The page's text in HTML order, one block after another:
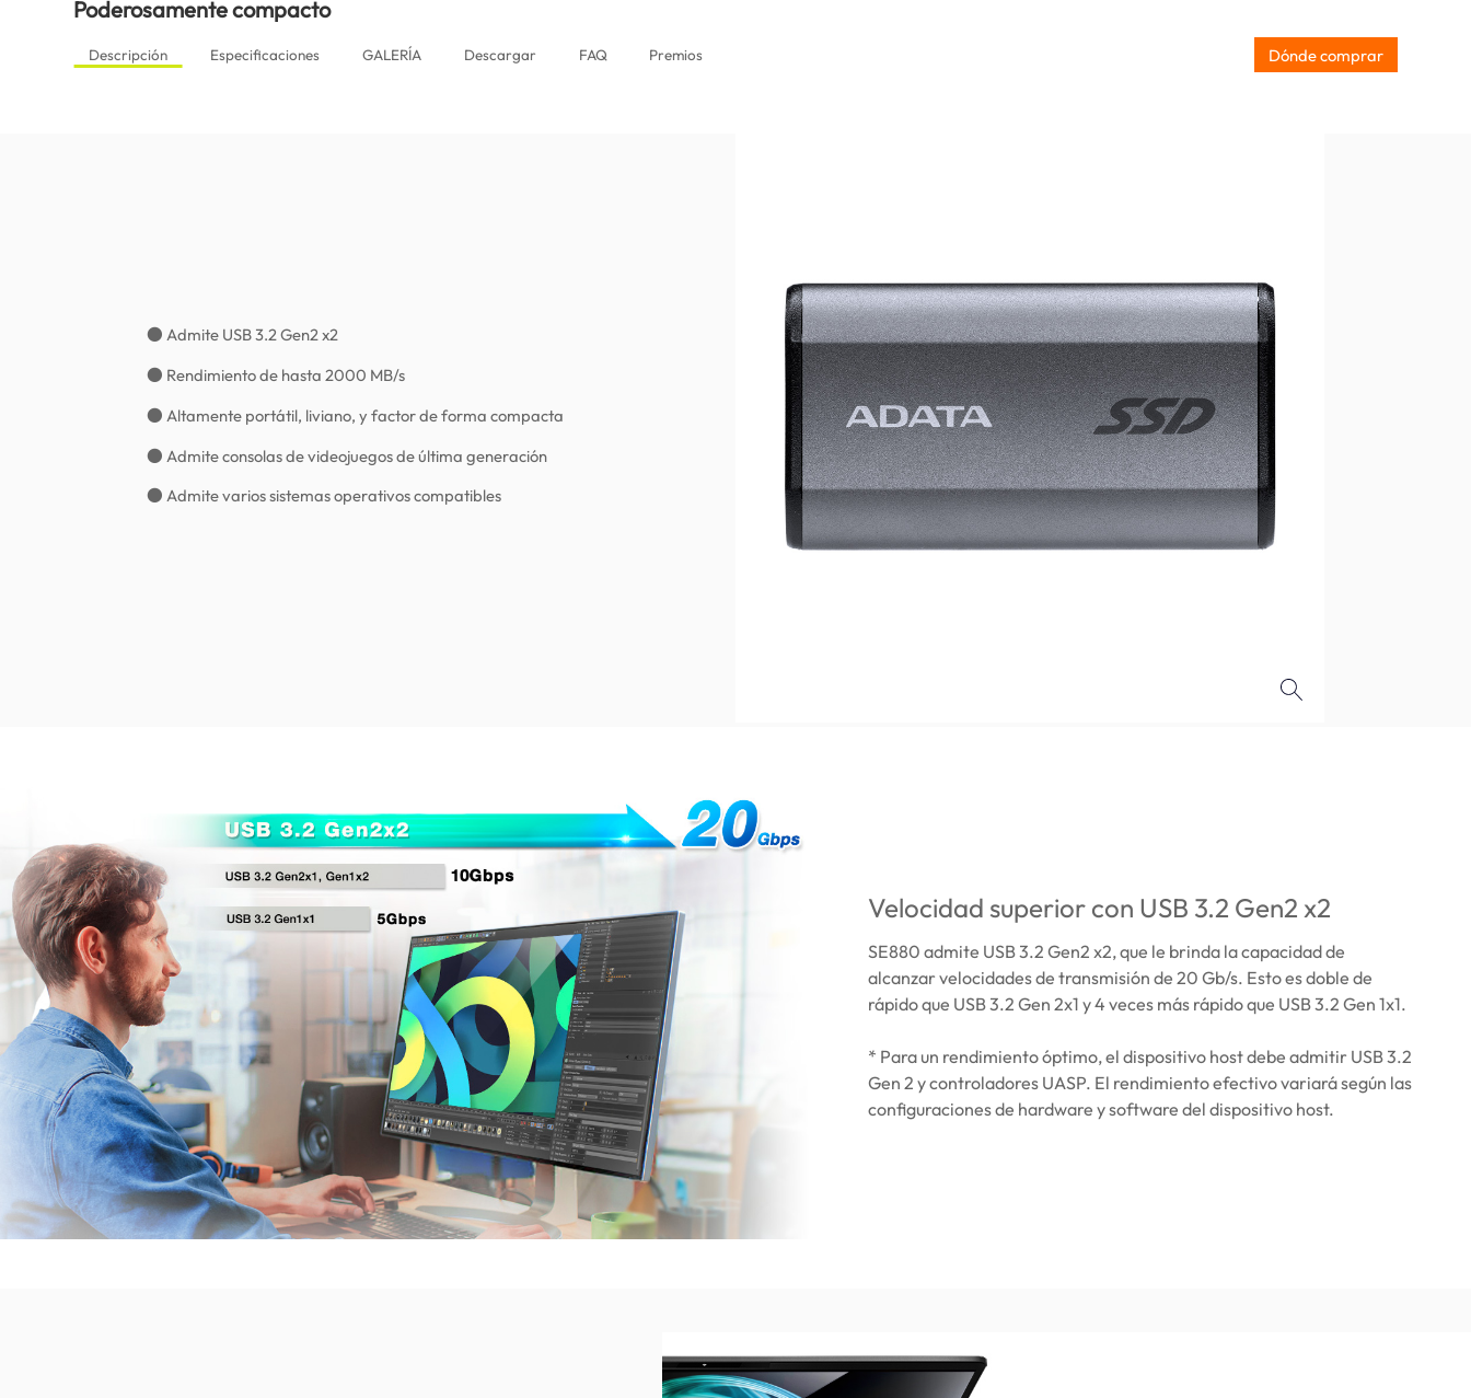
Poderosamente compacto
Descripción Especificaciones GALERÍA Descargar FAQ Premios Dónde comprar
● Admite USB 3.2 Gen2 x2
● Rendimiento de hasta 2000 MB/s
● Altamente portátil, liviano, y factor de forma compacta
● Admite consolas de videojuegos de última generación
● Admite varios sistemas operativos compatibles
Velocidad superior con USB 3.2 Gen2 x2
SE880 admite USB 3.2 Gen2 x2, que le brinda la capacidad de
alcanzar velocidades de transmisión de 20 Gb/s. Esto es doble de
rápido que USB 3.2 Gen 2x1 y 4 veces más rápido que USB 3.2 Gen 1x1.
* Para un rendimiento óptimo, el dispositivo host debe admitir USB 3.2
Gen 2 y controladores UASP. El rendimiento efectivo variará según las
configuraciones de hardware y software del dispositivo host.